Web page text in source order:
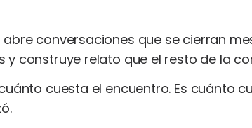
conversaciones que se cierran
y construye relato que el resto de la
cuesta el encuentro. Es cuánto